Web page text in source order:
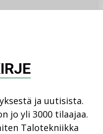
ja uutisista.
jo yli 3000 tilaajaa.
Talotekniikka